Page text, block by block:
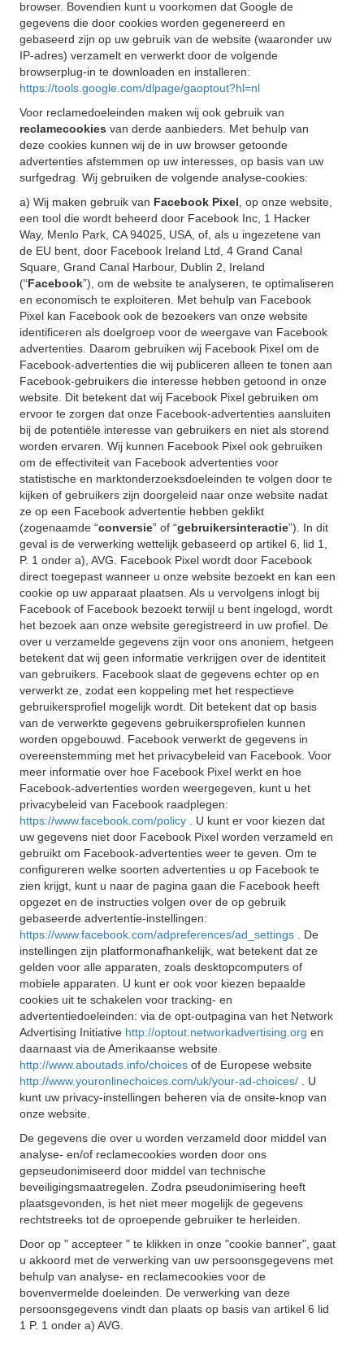
browser. Bovendien kunt u voorkomen dat Google de
gegevens die door cookies worden gegenereerd en
gebaseerd zijn op uw gebruik van de website (waaronder uw
IP-adres) verzamelt en verwerkt door de volgende
browserplug-in te downloaden en installeren:
https://tools.google.com/dlpage/gaoptout?hl=nl
Voor reclamedoeleinden maken wij ook gebruik van
reclamecookies van derde aanbieders. Met behulp van
deze cookies kunnen wij de in uw browser getoonde
advertenties afstemmen op uw interesses, op basis van uw
surfgedrag. Wij gebruiken de volgende analyse-cookies:
a) Wij maken gebruik van Facebook Pixel , op onze website,
een tool die wordt beheerd door Facebook Inc, 1 Hacker
Way, Menlo Park, CA 94025, USA, of, als u ingezetene van
de EU bent, door Facebook Ireland Ltd, 4 Grand Canal
Square, Grand Canal Harbour, Dublin 2, Ireland
(“Facebook”), om de website te analyseren, te optimaliseren
en economisch te exploiteren. Met behulp van Facebook
Pixel kan Facebook ook de bezoekers van onze website
identificeren als doelgroep voor de weergave van Facebook
advertenties. Daarom gebruiken wij Facebook Pixel om de
Facebook-advertenties die wij publiceren alleen te tonen aan
Facebook-gebruikers die interesse hebben getoond in onze
website. Dit betekent dat wij Facebook Pixel gebruiken om
ervoor te zorgen dat onze Facebook-advertenties aansluiten
bij de potentiële interesse van gebruikers en niet als storend
worden ervaren. Wij kunnen Facebook Pixel ook gebruiken
om de effectiviteit van Facebook advertenties voor
statistische en marktonderzoeksdoeleinden te volgen door te
kijken of gebruikers zijn doorgeleid naar onze website nadat
ze op een Facebook advertentie hebben geklikt
(zogenaamde “conversie” of “gebruikersinteractie”). In dit
geval is de verwerking wettelijk gebaseerd op artikel 6, lid 1,
P. 1 onder a), AVG. Facebook Pixel wordt door Facebook
direct toegepast wanneer u onze website bezoekt en kan een
cookie op uw apparaat plaatsen. Als u vervolgens inlogt bij
Facebook of Facebook bezoekt terwijl u bent ingelogd, wordt
het bezoek aan onze website geregistreerd in uw profiel. De
over u verzamelde gegevens zijn voor ons anoniem, hetgeen
betekent dat wij geen informatie verkrijgen over de identiteit
van gebruikers. Facebook slaat de gegevens echter op en
verwerkt ze, zodat een koppeling met het respectieve
gebruikersprofiel mogelijk wordt. Dit betekent dat op basis
van de verwerkte gegevens gebruikersprofielen kunnen
worden opgebouwd. Facebook verwerkt de gegevens in
overeenstemming met het privacybeleid van Facebook. Voor
meer informatie over hoe Facebook Pixel werkt en hoe
Facebook-advertenties worden weergegeven, kunt u het
privacybeleid van Facebook raadplegen:
https://www.facebook.com/policy
. U kunt er voor kiezen dat
uw gegevens niet door Facebook Pixel worden verzameld en
gebruikt om Facebook-advertenties weer te geven. Om te
configureren welke soorten advertenties u op Facebook te
zien krijgt, kunt u naar de pagina gaan die Facebook heeft
opgezet en de instructies volgen over de op gebruik
gebaseerde advertentie-instellingen:
https://www.facebook.com/adpreferences/ad_settings
. De
instellingen zijn platformonafhankelijk, wat betekent dat ze
gelden voor alle apparaten, zoals desktopcomputers of
mobiele apparaten. U kunt er ook voor kiezen bepaalde
cookies uit te schakelen voor tracking- en
advertentiedoeleinden: via de opt-outpagina van het Network
Advertising Initiative http://optout.networkadvertising.org en
daarnaast via de Amerikaanse website
http://www.aboutads.info/choices of de Europese website
http://www.youronlinechoices.com/uk/your-ad-choices/
. U
kunt uw privacy-instellingen beheren via de onsite-knop van
onze website.
De gegevens die over u worden verzameld door middel van
analyse- en/of reclamecookies worden door ons
gepseudonimiseerd door middel van technische
beveiligingsmaatregelen. Zodra pseudonimisering heeft
plaatsgevonden, is het niet meer mogelijk de gegevens
rechtstreeks tot de oproepende gebruiker te herleiden.
Door op " accepteer " te klikken in onze "cookie banner", gaat
u akkoord met de verwerking van uw persoonsgegevens met
behulp van analyse- en reclamecookies voor de
bovenvermelde doeleinden. De verwerking van deze
persoonsgegevens vindt dan plaats op basis van artikel 6 lid
1 P. 1 onder a) AVG.